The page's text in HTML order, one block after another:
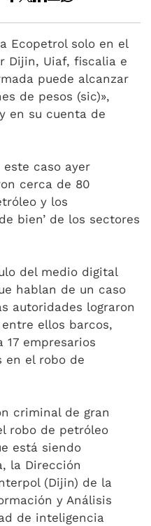
Ecopetrol solo en el
Dijin, Uiaf, fiscalia e
puede alcanzar
de pesos (sic)»,
en su cuenta de
caso ayer
cerca de 80
y los
bien’ de los sectores
del medio digital
hablan de un caso
autoridades lograron
ellos barcos,
empresarios
en el robo de
criminal de gran
robo de petróleo
está siendo
la Dirección
(Dijin) de la
y Análisis
de inteligencia